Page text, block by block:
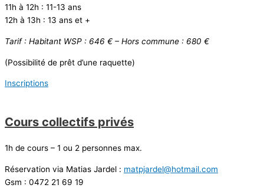
11h à 12h : 11-13 ans
12h à 13h : 13 ans et +
Tarif : Habitant WSP : 646 € – Hors commune : 680 €
(Possibilité de prêt d’une raquette)
Inscriptions
Cours collectifs privés
1h de cours – 1 ou 2 personnes max.
Réservation via Matias Jardel : matpjardel@hotmail.com
Gsm : 0472 21 69 19